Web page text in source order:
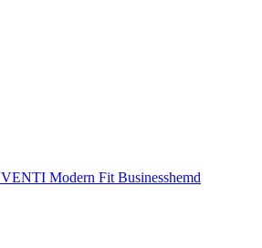
VENTI Modern Fit Businesshemd